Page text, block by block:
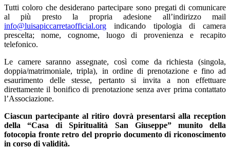
Tutti coloro che desiderano partecipare sono pregati di comunicare
al più presto la propria adesione all’indirizzo mail
info@luisapiccarretaofficial.org
indicando tipologia di camera
prescelta; nome, cognome, luogo di provenienza e recapito
telefonico.
Le camere saranno assegnate, così come da richiesta (singola,
doppia/matrimoniale, tripla), in ordine di prenotazione e fino ad
esaurimento delle stesse, pertanto si invita a non effettuare
direttamente il bonifico di prenotazione senza aver prima contattato
l’Associazione.
Ciascun partecipante al ritiro dovrà presentarsi alla reception
della “Casa di Spiritualità San Giuseppe” munito della
fotocopia fronte retro del proprio documento di riconoscimento
in corso di validità.